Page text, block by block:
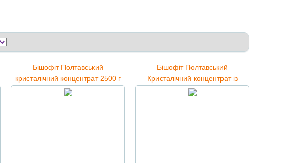
Бішофіт Полтавський
кристалічний концентрат 2500 г
(zip-пакет) + Бішофіт Полтавський
Бішофіт Полтавський
Кристалічний концентрат із
сосною та евкаліптом 5000 мл